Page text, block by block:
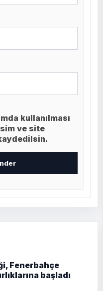
kullanılması
ve site
Fenerbahçe
başladı